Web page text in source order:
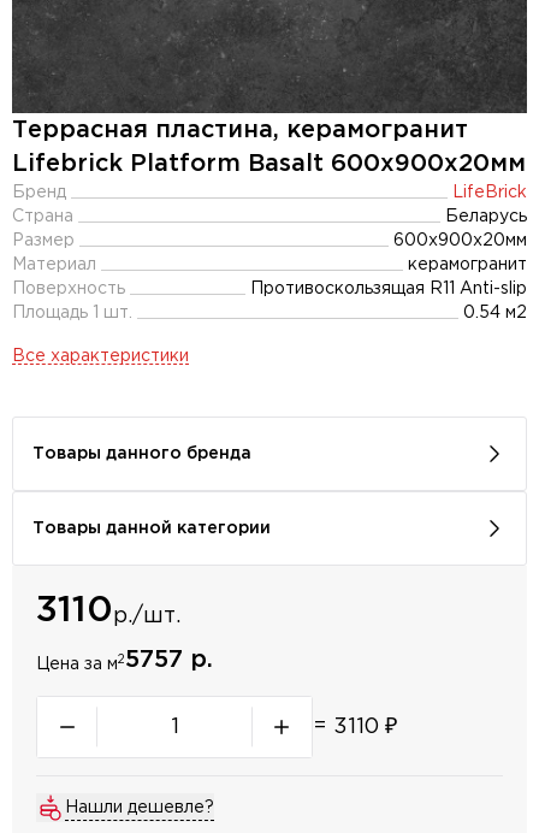
Террасная пластина, керамогранит
Lifebrick Platform Basalt 600x900х20мм
Бренд
LifeBrick
Страна
Беларусь
Размер
600x900x20мм
Материал
керамогранит
Поверхность
Противоскользящая R11 Anti-slip
Площадь 1 шт.
0.54 м2
Все характеристики
Товары данного бренда
Товары данной категории
3110р./шт.
Цена за м2 5757 р.
= 3110 ₽
Нашли дешевле?